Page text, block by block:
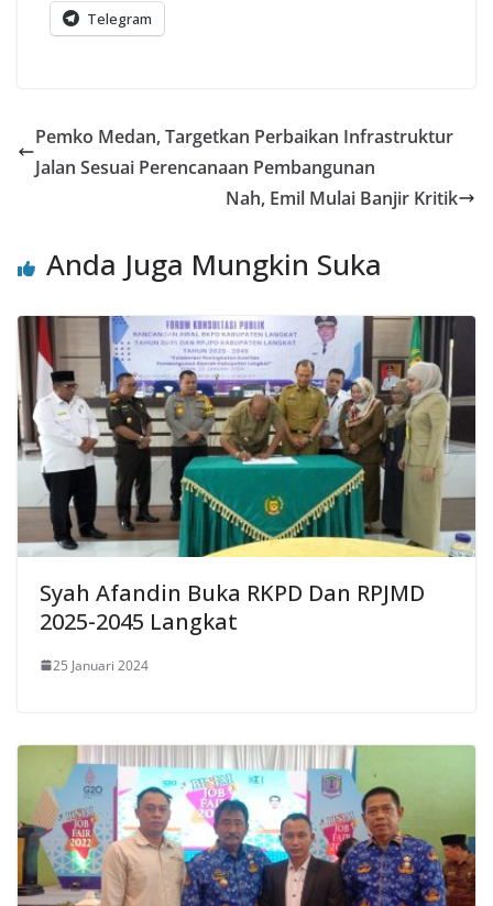
Telegram
Pemko Medan, Targetkan Perbaikan Infrastruktur
Jalan Sesuai Perencanaan Pembangunan
Nah, Emil Mulai Banjir Kritik
Anda Juga Mungkin Suka
Syah Afandin Buka RKPD Dan RPJMD
2025-2045 Langkat
25 Januari 2024